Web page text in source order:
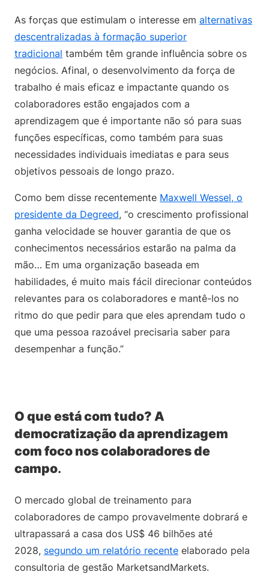
As forças que estimulam o interesse em alternativas
descentralizadas à formação superior
tradicional também têm grande influência sobre os
negócios. Afinal, o desenvolvimento da força de
trabalho é mais eficaz e impactante quando os
colaboradores estão engajados com a
aprendizagem que é importante não só para suas
funções específicas, como também para suas
necessidades individuais imediatas e para seus
objetivos pessoais de longo prazo.
Como bem disse recentemente Maxwell Wessel, o
presidente da Degreed, “o crescimento profissional
ganha velocidade se houver garantia de que os
conhecimentos necessários estarão na palma da
mão… Em uma organização baseada em
habilidades, é muito mais fácil direcionar conteúdos
relevantes para os colaboradores e mantê-los no
ritmo do que pedir para que eles aprendam tudo o
que uma pessoa razoável precisaria saber para
desempenhar a função.”
O que está com tudo? A
democratização da aprendizagem
com foco nos colaboradores de
campo.
O mercado global de treinamento para
colaboradores de campo provavelmente dobrará e
ultrapassará a casa dos US$ 46 bilhões até
2028, segundo um relatório recente elaborado pela
consultoria de gestão MarketsandMarkets.